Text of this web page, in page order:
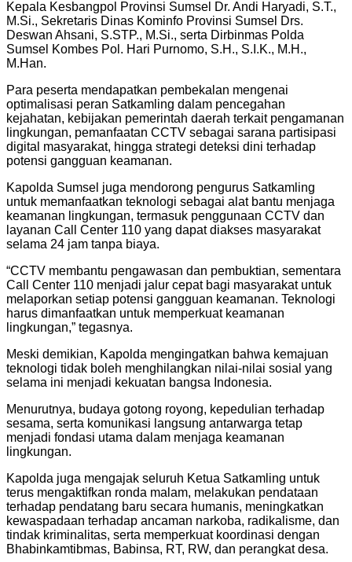
Kepala Kesbangpol Provinsi Sumsel Dr. Andi Haryadi, S.T.,
M.Si., Sekretaris Dinas Kominfo Provinsi Sumsel Drs.
Deswan Ahsani, S.STP., M.Si., serta Dirbinmas Polda
Sumsel Kombes Pol. Hari Purnomo, S.H., S.I.K., M.H.,
M.Han.
Para peserta mendapatkan pembekalan mengenai
optimalisasi peran Satkamling dalam pencegahan
kejahatan, kebijakan pemerintah daerah terkait pengamanan
lingkungan, pemanfaatan CCTV sebagai sarana partisipasi
digital masyarakat, hingga strategi deteksi dini terhadap
potensi gangguan keamanan.
Kapolda Sumsel juga mendorong pengurus Satkamling
untuk memanfaatkan teknologi sebagai alat bantu menjaga
keamanan lingkungan, termasuk penggunaan CCTV dan
layanan Call Center 110 yang dapat diakses masyarakat
selama 24 jam tanpa biaya.
“CCTV membantu pengawasan dan pembuktian, sementara
Call Center 110 menjadi jalur cepat bagi masyarakat untuk
melaporkan setiap potensi gangguan keamanan. Teknologi
harus dimanfaatkan untuk memperkuat keamanan
lingkungan,” tegasnya.
Meski demikian, Kapolda mengingatkan bahwa kemajuan
teknologi tidak boleh menghilangkan nilai-nilai sosial yang
selama ini menjadi kekuatan bangsa Indonesia.
Menurutnya, budaya gotong royong, kepedulian terhadap
sesama, serta komunikasi langsung antarwarga tetap
menjadi fondasi utama dalam menjaga keamanan
lingkungan.
Kapolda juga mengajak seluruh Ketua Satkamling untuk
terus mengaktifkan ronda malam, melakukan pendataan
terhadap pendatang baru secara humanis, meningkatkan
kewaspadaan terhadap ancaman narkoba, radikalisme, dan
tindak kriminalitas, serta memperkuat koordinasi dengan
Bhabinkamtibmas, Babinsa, RT, RW, dan perangkat desa.